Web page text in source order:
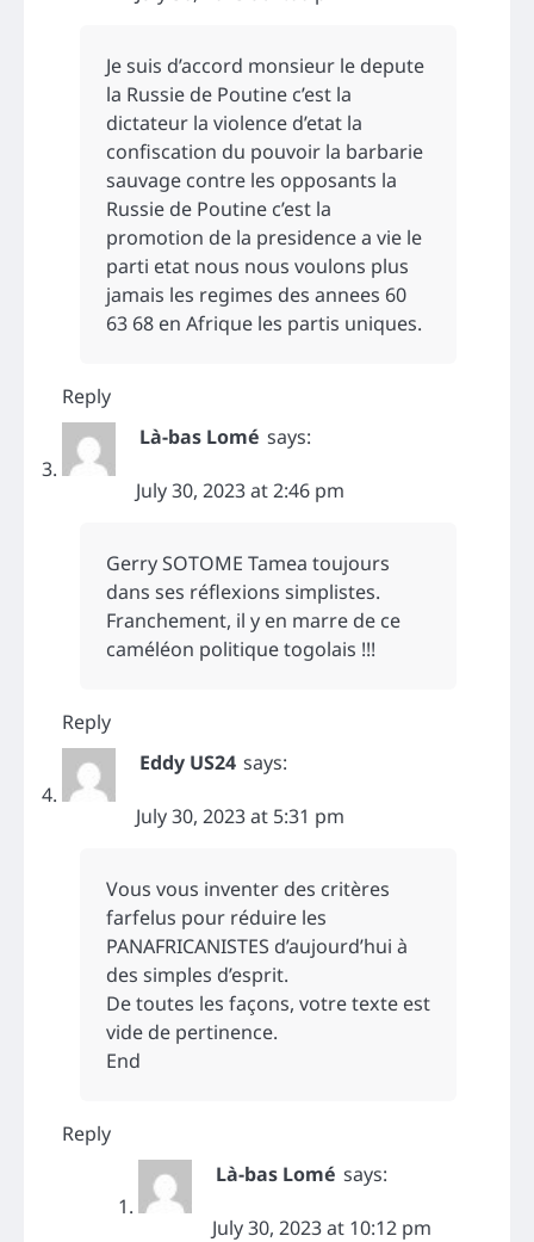
Je suis d’accord monsieur le depute
la Russie de Poutine c’est la
dictateur la violence d’etat la
confiscation du pouvoir la barbarie
sauvage contre les opposants la
Russie de Poutine c’est la
promotion de la presidence a vie le
parti etat nous nous voulons plus
jamais les regimes des annees 60
63 68 en Afrique les partis uniques.
Reply
Là-bas Lomé says:
July 30, 2023 at 2:46 pm
Gerry SOTOME Tamea toujours
dans ses réflexions simplistes.
Franchement, il y en marre de ce
caméléon politique togolais !!!
Reply
Eddy US24 says:
July 30, 2023 at 5:31 pm
Vous vous inventer des critères
farfelus pour réduire les
PANAFRICANISTES d’aujourd’hui à
des simples d’esprit.
De toutes les façons, votre texte est
vide de pertinence.
End
Reply
Là-bas Lomé says:
July 30, 2023 at 10:12 pm